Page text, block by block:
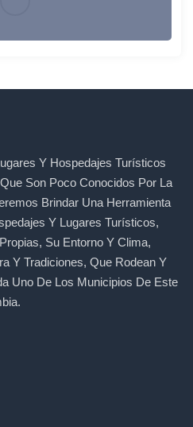
Y Hospedajes Turísticos
Son Poco Conocidos Por La
Brindar Una Herramienta
Y Lugares Turísticos,
Su Entorno Y Clima,
Y Tradiciones, Que Rodean Y
Uno De Los Municipios De Este